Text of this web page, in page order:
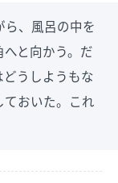
、風呂の中を
と向かう。だ
うしようもな
おいた。これ